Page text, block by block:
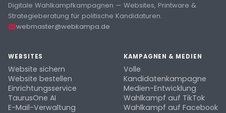
Digitale Wahlkampfkampagnen — Websites, Printware &
Strategieberatung für politische Kandidaturen.
webmaster@webkampa.de
WEBSITES
Website sichern
Website bestellen
Einrichtungsservice
TaurusOne AI
E-Mail-Verwaltung
KAMPAGNEN & MEDIEN
Volle
Kandidatenkampagne
Medien-Entwicklung
Wahlkampf auf TikTok
Wahlkampf auf Facebook